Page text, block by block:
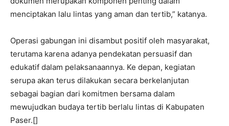
menciptakan lalu lintas yang aman dan tertib,” katanya.
Operasi gabungan ini disambut positif oleh masyarakat,
terutama karena adanya pendekatan persuasif dan
edukatif dalam pelaksanaannya. Ke depan, kegiatan
serupa akan terus dilakukan secara berkelanjutan
sebagai bagian dari komitmen bersama dalam
mewujudkan budaya tertib berlalu lintas di Kabupaten
Paser.[]